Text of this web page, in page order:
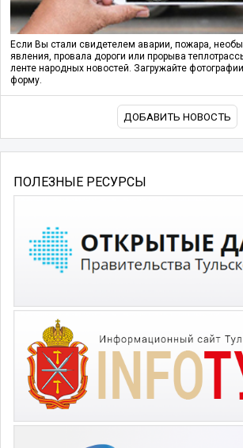
Если Вы стали свидетелем аварии, пожара,
явления, провала дороги или прорыва
ленте народных новостей. Загружайте
форму.
ДОБАВИТЬ НОВОСТЬ
ПОЛЕЗНЫЕ РЕСУРСЫ